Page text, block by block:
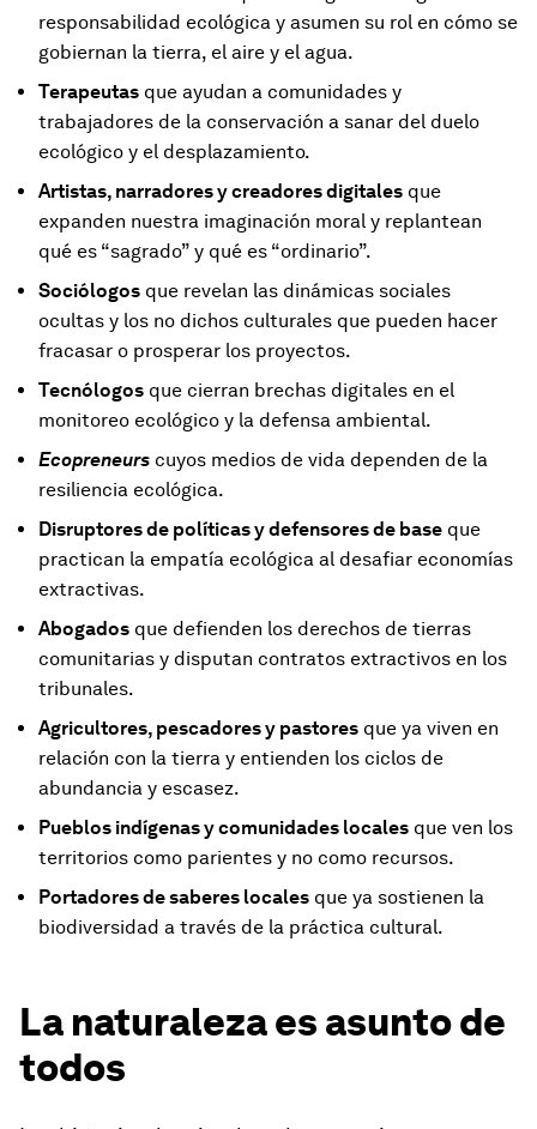
responsabilidad ecológica y asumen su rol en cómo se
gobiernan la tierra, el aire y el agua.
Terapeutas que ayudan a comunidades y
trabajadores de la conservación a sanar del duelo
ecológico y el desplazamiento.
Artistas, narradores y creadores digitales que
expanden nuestra imaginación moral y replantean
qué es “sagrado” y qué es “ordinario”.
Sociólogos que revelan las dinámicas sociales
ocultas y los no dichos culturales que pueden hacer
fracasar o prosperar los proyectos.
Tecnólogos que cierran brechas digitales en el
monitoreo ecológico y la defensa ambiental.
Ecopreneurs cuyos medios de vida dependen de la
resiliencia ecológica.
Disruptores de políticas y defensores de base que
practican la empatía ecológica al desafiar economías
extractivas.
Abogados que defienden los derechos de tierras
comunitarias y disputan contratos extractivos en los
tribunales.
Agricultores, pescadores y pastores que ya viven en
relación con la tierra y entienden los ciclos de
abundancia y escasez.
Pueblos indígenas y comunidades locales que ven los
territorios como parientes y no como recursos.
Portadores de saberes locales que ya sostienen la
biodiversidad a través de la práctica cultural.
La naturaleza es asunto de
todos